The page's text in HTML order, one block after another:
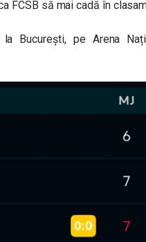
FCSB să mai cadă în
București, pe Arena